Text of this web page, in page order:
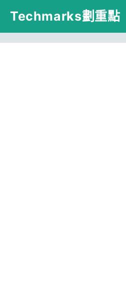
跳
主
Techmarks劃重點